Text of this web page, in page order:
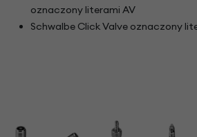
oznaczony literami AV
Schwalbe Click Valve oznaczony